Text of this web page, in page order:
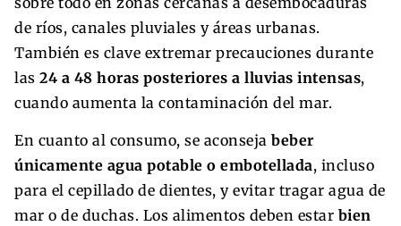
de ríos, canales pluviales y áreas urbanas.
También es clave extremar precauciones durante
las 24 a 48 horas posteriores a lluvias intensas,
cuando aumenta la contaminación del mar.
En cuanto al consumo, se aconseja beber
únicamente agua potable o embotellada, incluso
para el cepillado de dientes, y evitar tragar agua de
mar o de duchas. Los alimentos deben estar bien